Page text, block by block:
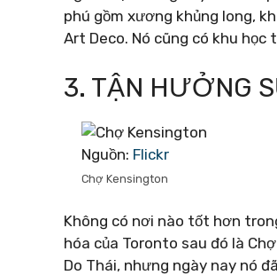
phú gồm xương khủng long,
Art Deco. Nó cũng có khu
3. TẬN HƯỞNG
Nguồn: Flickr
Chợ Kensington
Không có nơi nào tốt hơn
hóa của Toronto sau đó là
Do Thái, nhưng ngày nay nó